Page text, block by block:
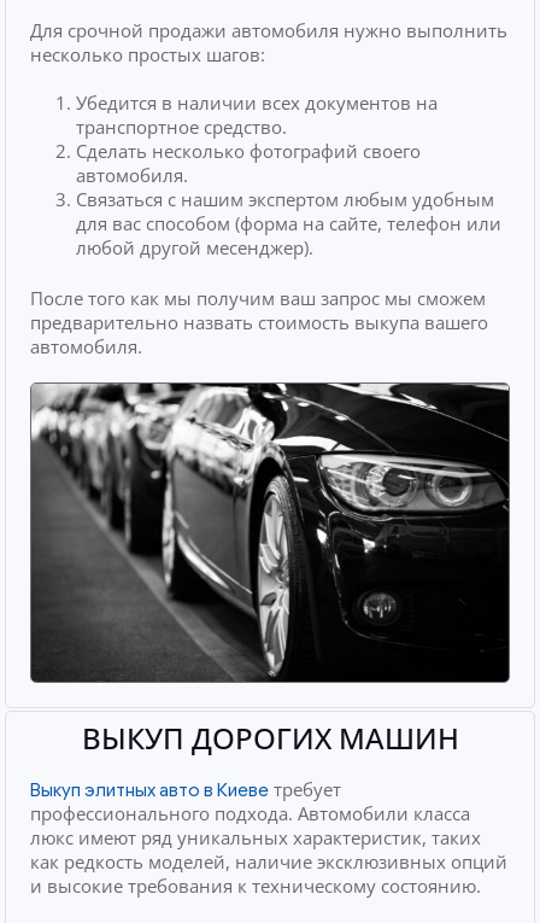
Для срочной продажи автомобиля нужно выполнить
несколько простых шагов:
Убедится в наличии всех документов на
транспортное средство.
Сделать несколько фотографий своего
автомобиля.
Связаться с нашим экспертом любым удобным
для вас способом (форма на сайте, телефон или
любой другой месенджер).
После того как мы получим ваш запрос мы сможем
предварительно назвать стоимость выкупа вашего
автомобиля.
ВЫКУП ДОРОГИХ МАШИН
Выкуп элитных авто в Киеве требует
профессионального подхода. Автомобили класса
люкс имеют ряд уникальных характеристик, таких
как редкость моделей, наличие эксклюзивных опций
и высокие требования к техническому состоянию.